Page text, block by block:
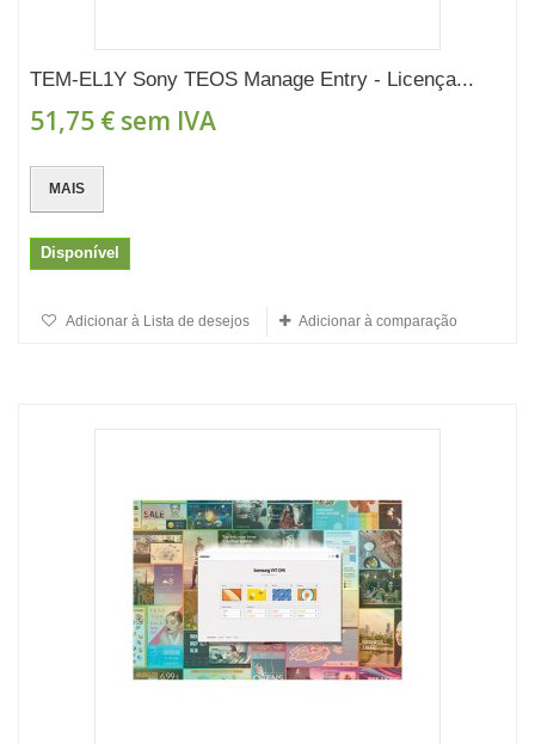
TEM-EL1Y Sony TEOS Manage Entry - Licença...
51,75 € sem IVA
MAIS
Disponível
Adicionar à Lista de desejos Adicionar à comparação